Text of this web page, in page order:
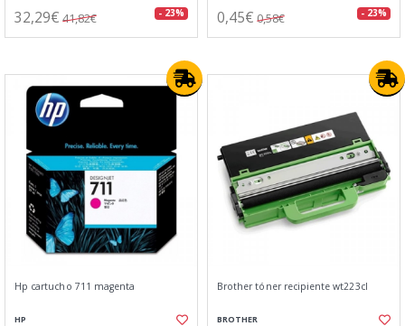
32,29€ 41,82€ - 23% 0,45€ 0,58€ - 23%
Hp cartucho 711 magenta
HP
Brother tóner recipiente wt223cl
BROTHER